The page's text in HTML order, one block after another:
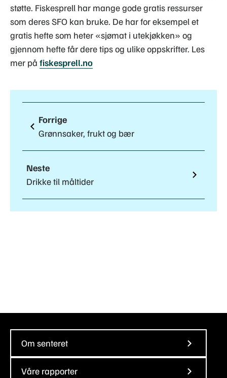
støtte. Fiskesprell har mange gode gratis ressurser
som deres SFO kan bruke. De har for eksempel et
gratis hefte som heter «sjømat i utekjøkken» og
gjennom hefte får dere tips og ulike oppskrifter. Les
mer på fiskesprell.no
Forrige
Grønnsaker, frukt og bær
Neste
Drikke til måltider
Om senteret
Våre rapporter